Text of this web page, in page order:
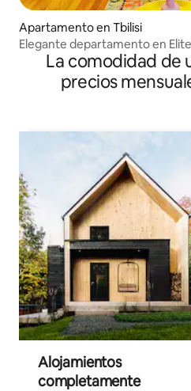
Apartamento en Tbilisi
Elegante departamento en
La comodidad de
precios
Alojamientos
completamente